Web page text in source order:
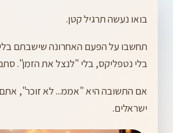
בואו נעשה תרגיל קטן.
תחשבו על הפעם האחרונה שישבתם בלי
בלי נטפליקס, בלי "לנצל את הזמן".
אם התשובה היא "אממ... לא זוכר",
ישראלים.